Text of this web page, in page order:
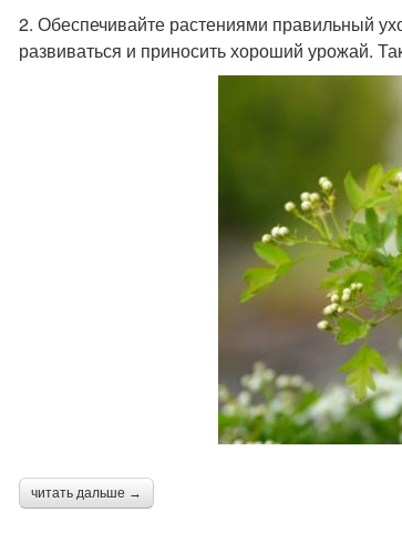
2. Обеспечивайте растениями правильный
развиваться и приносить хороший урожай.
читать дальше →